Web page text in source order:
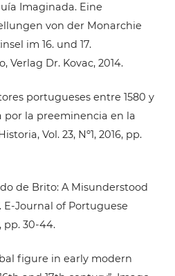
Imaginada. Eine
von der Monarchie
im 16. und 17.
Dr. Kovac, 2014.
portugueses entre 1580 y
por la preeminencia en la
Vol. 23, Nº1, 2016, pp.
de Brito: A Misunderstood
E-Journal of Portuguese
pp. 30-44.
figure in early modern